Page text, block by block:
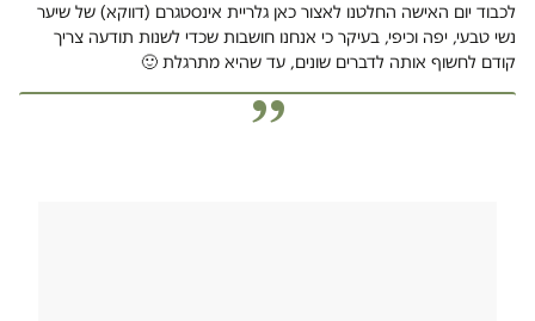
לכבוד יום האישה החלטנו לאצור כאן גלריית אינסטגרם (דווקא) של שיער
נשי טבעי, יפה וכיפי, בעיקר כי אנחנו חושבות שכדי לשנות תודעה צריך
קודם לחשוף אותה לדברים שונים, עד שהיא מתרגלת 🙂